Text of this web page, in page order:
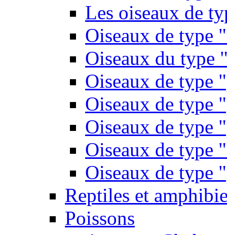
Les oiseaux de
Oiseaux de type
Oiseaux du type
Oiseaux de type
Oiseaux de type
Oiseaux de type
Oiseaux de type
Oiseaux de type
Reptiles et
Poissons